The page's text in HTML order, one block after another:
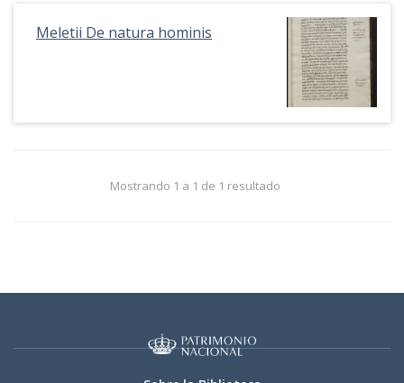
Meletii De natura hominis
Mostrando 1 a 1 de 1 resultado